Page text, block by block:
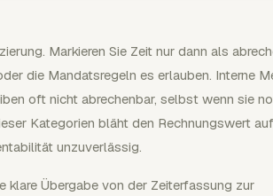
Markieren Sie Zeit nur dann als
die Mandatsregeln es erlauben. Interne
oft nicht abrechenbar, selbst wenn sie
Kategorien bläht den Rechnungswert
unzuverlässig.
klare Übergabe von der Zeiterfassung zur